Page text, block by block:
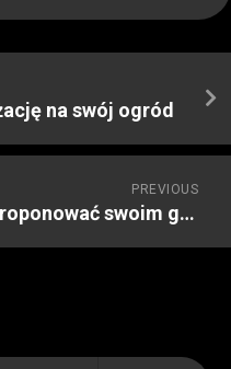
na swój ogród
PREVIOUS
Jakie noclegi może zaproponować swoim gościom Świdnica